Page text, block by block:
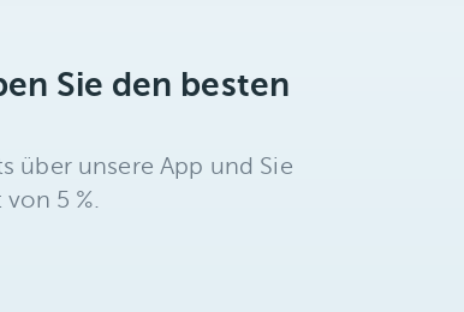
Sie den besten
über unsere App und Sie
5 %.